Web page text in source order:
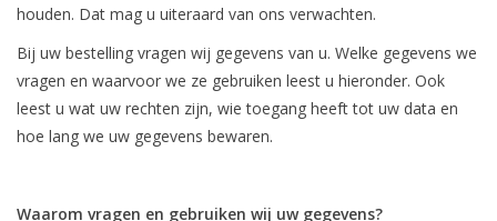
Ons ondergoed
houden. Dat mag u uiteraard van ons verwachten.
Bij uw bestelling vragen wij gegevens van u. Welke gegevens we
vragen en waarvoor we ze gebruiken leest u hieronder. Ook
leest u wat uw rechten zijn, wie toegang heeft tot uw data en
hoe lang we uw gegevens bewaren.
Waarom vragen en gebruiken wij uw gegevens?